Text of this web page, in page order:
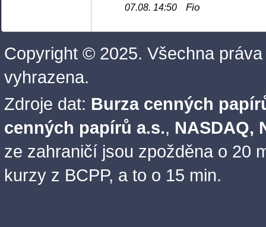
07.08. 14:50 Fio
Copyright © 2025. Všechna práva
vyhrazena.
Zdroje dat: Burza cenných
cenných papírů a.s., NASDAQ,
ze zahraničí jsou zpožděna o 20
kurzy z BCPP, a to o 15 min.